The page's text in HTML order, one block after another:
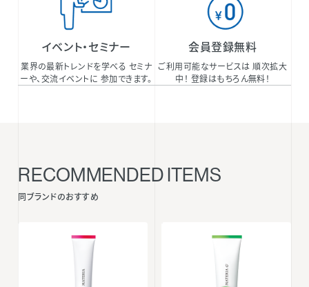
イベント・セミナー
業界の最新トレンドを学べる セミナ
ーや、交流イベントに 参加できます。
会員登録無料
ご利用可能なサービスは 順次拡大
中！ 登録はもちろん無料！
RECOMMENDED ITEMS
同ブランドのおすすめ